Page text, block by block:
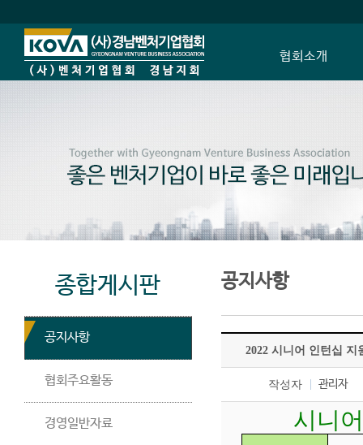
협회소개
연혁
BI 소개
종합게시판
공지사항
협회주요활동
경영일반자료
공지사항
2022 시니어 인턴십 지
작성자 관리자
시니